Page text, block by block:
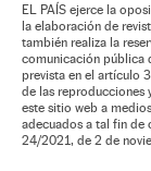
EL PAÍS ejerce la
la elaboración de
también realiza la
comunicación pública
prevista en el artículo
de las reproducciones
este sitio web a
adecuados a tal fin de
24/2021, de 2 de